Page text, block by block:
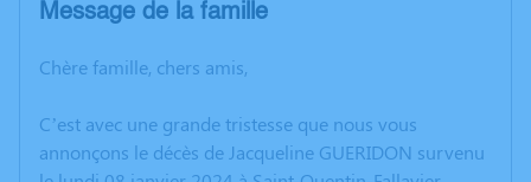
Message de la famille
Chère famille, chers amis,
C’est avec une grande tristesse que nous vous
annonçons le décès de Jacqueline GUERIDON survenu